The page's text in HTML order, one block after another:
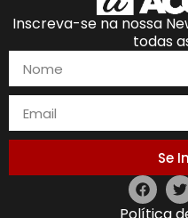
Inscreva-se na nossa
todas
Se